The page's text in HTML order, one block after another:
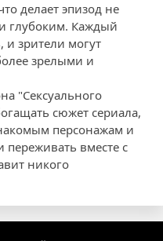
делает эпизод не
глубоким. Каждый
и зрители могут
зрелыми и
"Сексуального
сюжет сериала,
персонажам и
переживать вместе с
никого